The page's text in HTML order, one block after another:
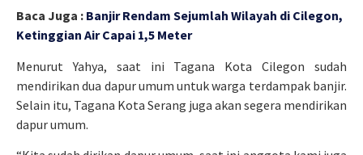
Baca Juga : Banjir Rendam Sejumlah Wilayah di Cilegon,
Ketinggian Air Capai 1,5 Meter
Menurut Yahya, saat ini Tagana Kota Cilegon sudah
mendirikan dua dapur umum untuk warga terdampak banjir.
Selain itu, Tagana Kota Serang juga akan segera mendirikan
dapur umum.